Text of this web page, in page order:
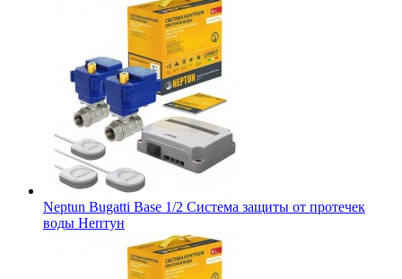
Neptun Bugatti Base 1/2 Система защиты от протечек
воды Нептун